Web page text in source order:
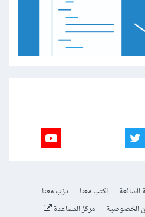
الشائعة اكتب معنا
درّب معنا
الخصوصية مركز المساعدة